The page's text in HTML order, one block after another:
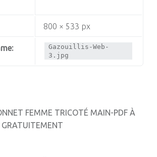
800 × 533 px
Gazouillis-Web-
3.jpg
FEMME TRICOTÉ MAIN-PDF À
GRATUITEMENT